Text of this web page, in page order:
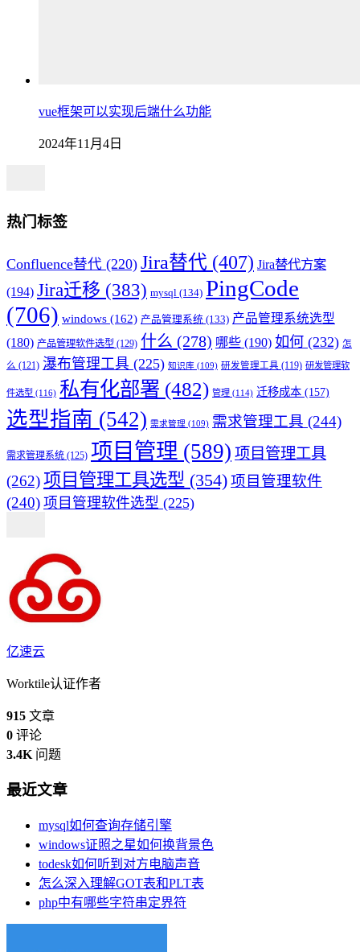
vue框架可以实现后端什么功能
2024年11月4日
热门标签
Confluence替代 (220) Jira替代 (407) Jira替代方案
(194) Jira迁移 (383) mysql (134) PingCode
(706) windows (162) 产品管理系统 (133) 产品管理系统选型
(180) 产品管理软件选型 (129) 什么 (278) 哪些 (190) 如何 (232) 怎
么 (121) 瀑布管理工具 (225) 知识库 (109) 研发管理工具 (119) 研发管理软
件选型 (116) 私有化部署 (482) 管理 (114) 迁移成本 (157)
选型指南 (542) 需求管理 (109) 需求管理工具 (244)
需求管理系统 (125) 项目管理 (589) 项目管理工具
(262)项目管理工具选型 (354) 项目管理软件
(240) 项目管理软件选型 (225)
亿速云
Worktile认证作者
915 文章
0 评论
3.4K 问题
最近文章
mysql如何查询存储引擎
windows证照之星如何换背景色
todesk如何听到对方电脑声音
怎么深入理解GOT表和PLT表
php中有哪些字符串定界符